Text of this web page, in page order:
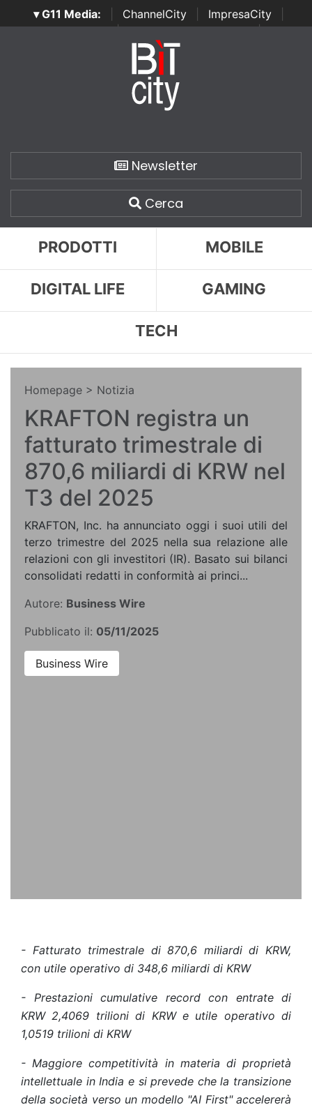
▾ G11 Media: ChannelCity ImpresaCity
SecurityOpenLab | Italian Channel Awards | Italian
Italian Security Awards
Newsletter
Cerca
PRODOTTI MOBILE
DIGITAL LIFE GAMING
TECH
Homepage > Notizia
KRAFTON registra un
fatturato trimestrale di
870,6 miliardi di KRW nel
T3 del 2025
KRAFTON, Inc. ha annunciato oggi i suoi utili del
terzo trimestre del 2025 nella sua relazione alle
relazioni con gli investitori (IR). Basato sui bilanci
consolidati redatti in conformità ai princi...
Autore: Business Wire
Pubblicato il: 05/11/2025
Business Wire
- Fatturato trimestrale di 870,6 miliardi di KRW,
con utile operativo di 348,6 miliardi di KRW
- Prestazioni cumulative record con entrate di
KRW 2,4069 trilioni di KRW e utile operativo di
1,0519 trilioni di KRW
- Maggiore competitività in materia di proprietà
intellettuale in India e si prevede che la transizione
della società verso un modello "AI First" accelererà